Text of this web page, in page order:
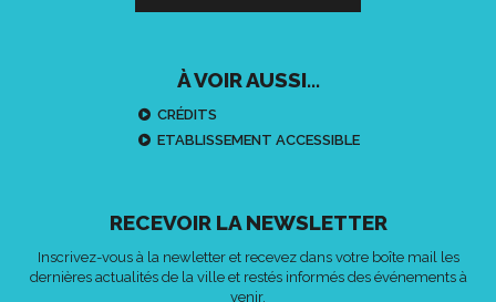
À VOIR AUSSI...
CRÉDITS
ETABLISSEMENT ACCESSIBLE
RECEVOIR LA NEWSLETTER
Inscrivez-vous à la newletter et recevez dans votre boîte mail les
dernières actualités de la ville et restés informés des événements à
venir.